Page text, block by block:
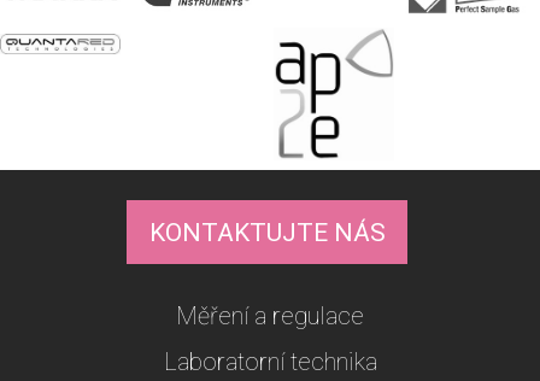
KONTAKTUJTE NÁS
Měření a regulace
Laboratorní technika